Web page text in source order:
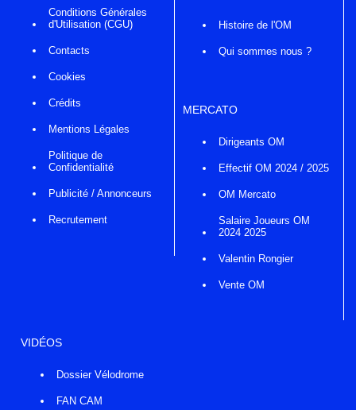
Conditions Générales
d'Utilisation (CGU)
Contacts
Cookies
Crédits
Mentions Légales
Politique de
Confidentialité
Publicité / Annonceurs
Recrutement
Histoire de l'OM
Qui sommes nous ?
MERCATO
Dirigeants OM
Effectif OM 2024 / 2025
OM Mercato
Salaire Joueurs OM
2024 2025
Valentin Rongier
Vente OM
VIDÉOS
Dossier Vélodrome
FAN CAM